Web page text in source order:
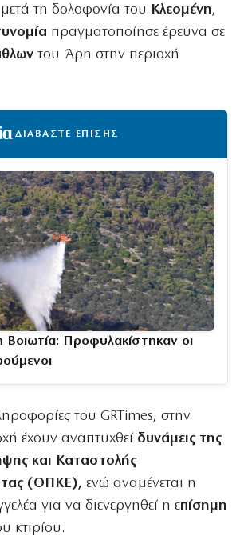
τη δολοφονία του Κλεομένη,
πραγματοποίησε έρευνα σε
του Άρη στην περιοχή
ΔΙΑΒΑΣΤΕ ΕΠΙΣΗΣ
Βοιωτία: Προφυλακίστηκαν οι
του GRTimes, στην
έχουν αναπτυχθεί δυνάμεις της
και Καταστολής
(ΟΠΚΕ), ενώ αναμένεται η
για να διενεργηθεί η επίσημη
κτιρίου.